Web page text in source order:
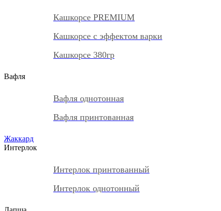
Кашкорсе PREMIUM
Кашкорсе с эффектом варки
Кашкорсе 380гр
Вафля
Вафля однотонная
Вафля принтованная
Жаккард
Интерлок
Интерлок принтованный
Интерлок однотонный